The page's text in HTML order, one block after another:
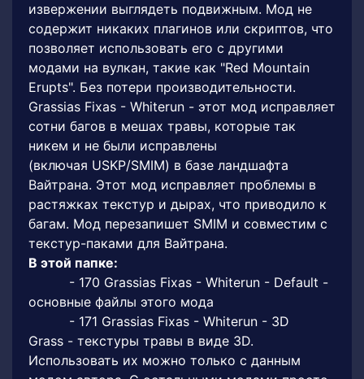
извержении выглядеть подвижным. Мод не
содержит никаких плагинов или скриптов, что
позволяет использовать его с другими
модами на вулкан, такие как "Red Mountain
Erupts". Без потери производительности.
Grassias Fixas - Whiterun - этот мод исправляет
сотни багов в мешах травы, которые так
никем и не были исправлены
(включая USKP/SMIM) в базе ландшафта
Вайтрана. Этот мод исправляет проблемы в
растяжках текстур и дырах, что приводило к
багам. Мод перезапишет SMIM и совместим с
текстур-паками для Вайтрана.
В этой папке:
- 170 Grassias Fixas - Whiterun - Default -
основные файлы этого мода
- 171 Grassias Fixas - Whiterun - 3D
Grass - текстуры травы в виде 3D.
Использовать их можно только с данным